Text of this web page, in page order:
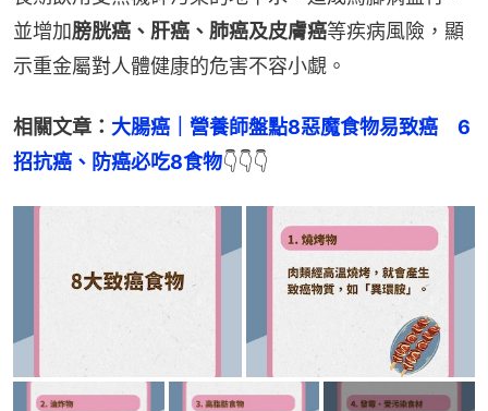
並增加膀胱癌、肝癌、肺癌及皮膚癌等疾病風險，顯
示重金屬對人體健康的危害不容小覷。
相關文章： 大腸癌｜營養師盤點8惡魔食物易致癌　6
招抗癌、防癌必吃8食物👇👇👇